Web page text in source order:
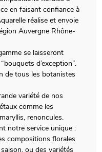
en faisant confiance à
réalise et envoie
Auvergne Rhône-
se laisseront
d’exception”.
de tous les botanistes
variété de nos
comme les
renoncules.
notre service unique :
compositions florales
ou des variétés